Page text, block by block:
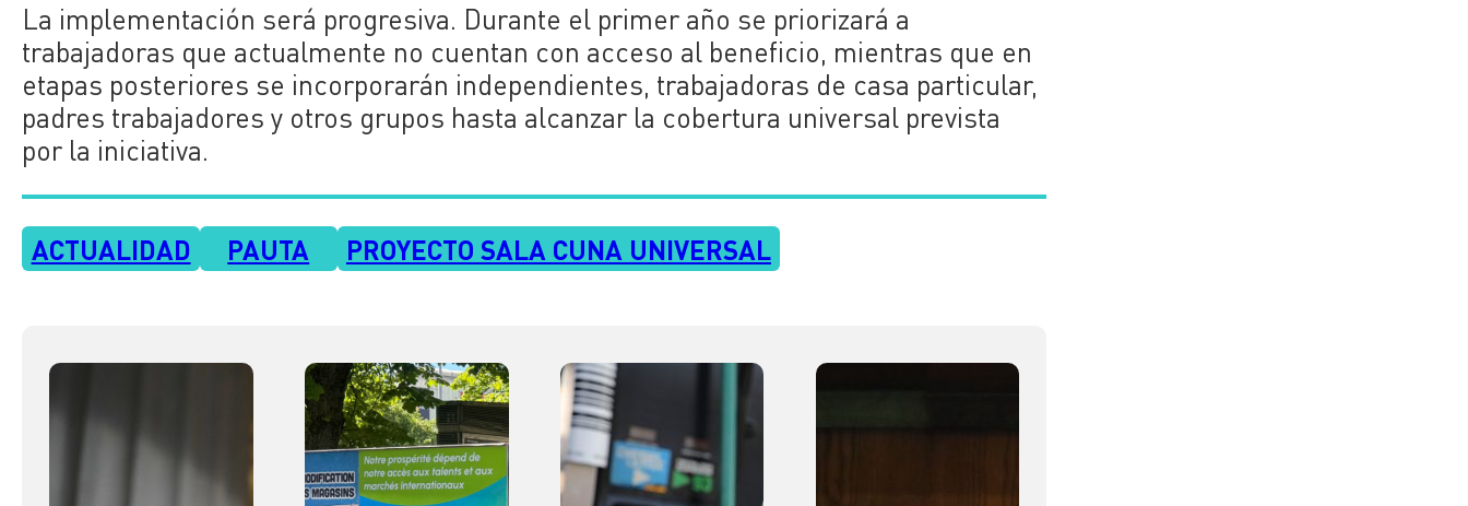
La implementación será progresiva. Durante el primer año se priorizará a
trabajadoras que actualmente no cuentan con acceso al beneficio, mientras que en
etapas posteriores se incorporarán independientes, trabajadoras de casa particular,
padres trabajadores y otros grupos hasta alcanzar la cobertura universal prevista
por la iniciativa.
ACTUALIDAD PAUTA PROYECTO SALA CUNA UNIVERSAL